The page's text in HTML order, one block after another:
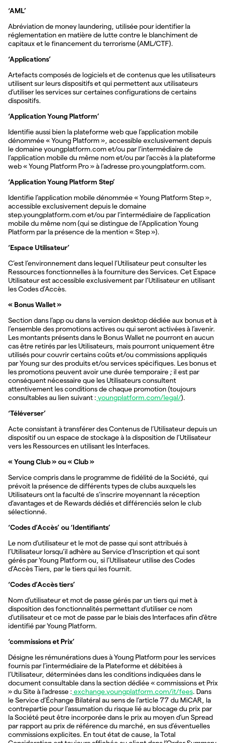
‘AML’
Abréviation de money laundering, utilisée pour identifier la
réglementation en matière de lutte contre le blanchiment de
capitaux et le financement du terrorisme (AML/CTF).
‘Applications’
Artefacts composés de logiciels et de contenus que les utilisateurs
utilisent sur leurs dispositifs et qui permettent aux utilisateurs
d’utiliser les services sur certaines configurations de certains
dispositifs.
‘Application Young Platform’
Identifie aussi bien la plateforme web que l’application mobile
dénommée « Young Platform », accessible exclusivement depuis
le domaine youngplatform.com et/ou par l’intermédiaire de
l’application mobile du même nom et/ou par l’accès à la plateforme
web « Young Platform Pro » à l’adresse pro.youngplatform.com.
‘Application Young Platform Step’
Identifie l’application mobile dénommée « Young Platform Step »,
accessible exclusivement depuis le domaine
step.youngplatform.com et/ou par l’intermédiaire de l’application
mobile du même nom (qui se distingue de l’Application Young
Platform par la présence de la mention « Step »).
‘Espace Utilisateur’
C’est l’environnement dans lequel l’Utilisateur peut consulter les
Ressources fonctionnelles à la fourniture des Services. Cet Espace
Utilisateur est accessible exclusivement par l’Utilisateur en utilisant
les Codes d’Accès.
« Bonus Wallet »
Section dans l’app ou dans la version desktop dédiée aux bonus et à
l’ensemble des promotions actives ou qui seront activées à l’avenir.
Les montants présents dans le Bonus Wallet ne pourront en aucun
cas être retirés par les Utilisateurs, mais pourront uniquement être
utilisés pour couvrir certains coûts et/ou commissions appliqués
par Young sur des produits et/ou services spécifiques. Les bonus et
les promotions peuvent avoir une durée temporaire ; il est par
conséquent nécessaire que les Utilisateurs consultent
attentivement les conditions de chaque promotion (toujours
consultables au lien suivant : youngplatform.com/legal/).
‘Téléverser’
Acte consistant à transférer des Contenus de l’Utilisateur depuis un
dispositif ou un espace de stockage à la disposition de l’Utilisateur
vers les Ressources en utilisant les Interfaces.
« Young Club » ou « Club »
Service compris dans le programme de fidélité de la Société, qui
prévoit la présence de différents types de clubs auxquels les
Utilisateurs ont la faculté de s’inscrire moyennant la réception
d’avantages et de Rewards dédiés et différenciés selon le club
sélectionné.
‘Codes d’Accès’ ou ‘Identifiants’
Le nom d’utilisateur et le mot de passe qui sont attribués à
l’Utilisateur lorsqu’il adhère au Service d’Inscription et qui sont
gérés par Young Platform ou, si l’Utilisateur utilise des Codes
d’Accès Tiers, par le tiers qui les fournit.
‘Codes d’Accès tiers’
Nom d’utilisateur et mot de passe gérés par un tiers qui met à
disposition des fonctionnalités permettant d’utiliser ce nom
d’utilisateur et ce mot de passe par le biais des Interfaces afin d’être
identifié par Young Platform.
‘commissions et Prix’
Désigne les rémunérations dues à Young Platform pour les services
fournis par l’intermédiaire de la Plateforme et débitées à
l’Utilisateur, déterminées dans les conditions indiquées dans le
document consultable dans la section dédiée « commissions et Prix
» du Site à l’adresse : exchange.youngplatform.com/it/fees. Dans
le Service d’Échange Bilatéral au sens de l’article 77 du MiCAR, la
contrepartie pour l’assumation du risque lié au blocage du prix par
la Société peut être incorporée dans le prix au moyen d’un Spread
par rapport au prix de référence du marché, en sus d’éventuelles
commissions explicites. En tout état de cause, la Total